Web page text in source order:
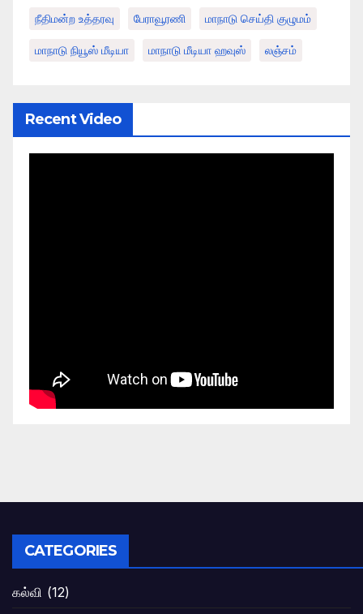
நீதிமன்ற உத்தரவு பேராவூரணி மாநாடு செய்தி குழுமம்
மாநாடு நியூஸ் மீடியா மாநாடு மீடியா ஹவுஸ் லஞ்சம்
Recent Video
CATEGORIES
கல்வி (12)